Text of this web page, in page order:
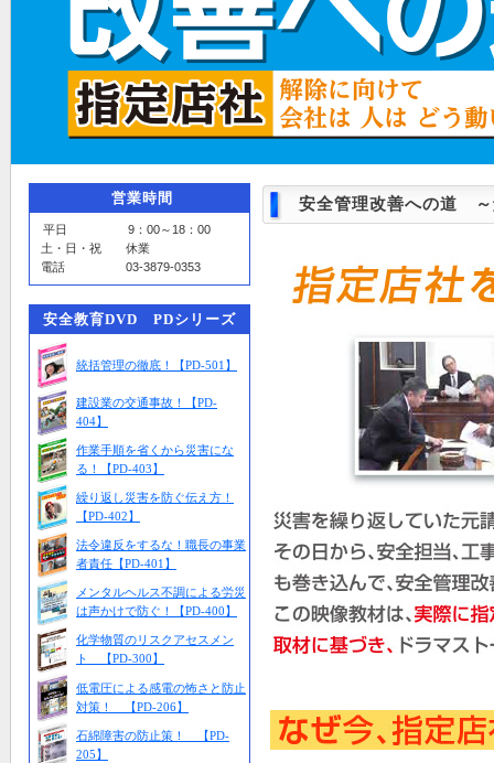
営業時間
平日 9：00～18：00
土・日・祝 休業
電話 03-3879-0353
安全教育DVD PDシリーズ
統括管理の徹底！【PD-501】
建設業の交通事故！【PD-
404】
作業手順を省くから災害にな
る！【PD-403】
繰り返し災害を防ぐ伝え方！
【PD-402】
法令違反をするな！職長の事業
者責任【PD-401】
メンタルヘルス不調による労災
は声かけで防ぐ！【PD-400】
化学物質のリスクアセスメン
ト 【PD-300】
低電圧による感電の怖さと防止
対策！ 【PD-206】
石綿障害の防止策！ 【PD-
205】
安全管理改善への道 ～